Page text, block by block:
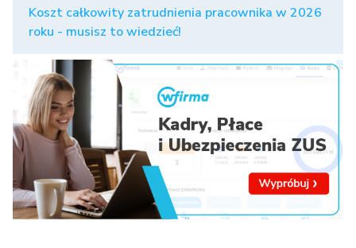
Koszt całkowity zatrudnienia pracownika w 2026
roku - musisz to wiedzieć!